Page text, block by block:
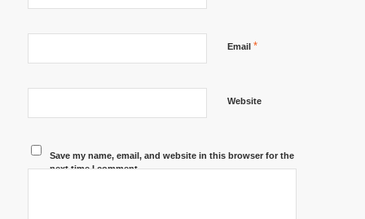
Email *
Website
Save my name, email, and website in this browser for the
next time I comment.